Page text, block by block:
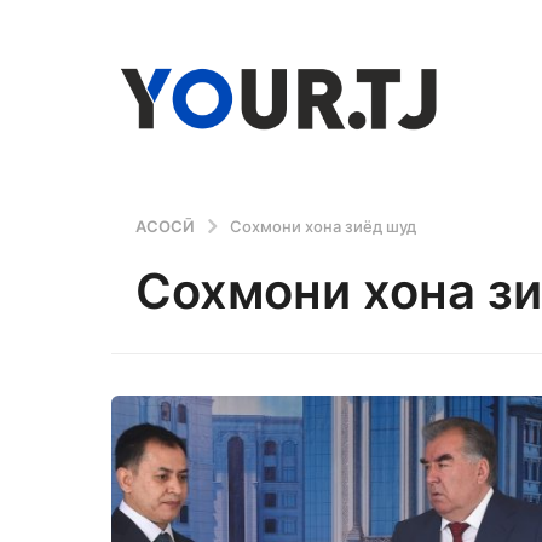
АСОСӢ Сохмони хона зиёд шуд
Сохмони хона